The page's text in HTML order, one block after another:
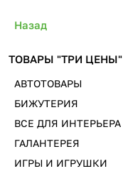
Назад
ТОВАРЫ "ТРИ ЦЕНЫ"
АВТОТОВАРЫ
БИЖУТЕРИЯ
ВСЕ ДЛЯ ИНТЕРЬЕРА
ГАЛАНТЕРЕЯ
ИГРЫ И ИГРУШКИ